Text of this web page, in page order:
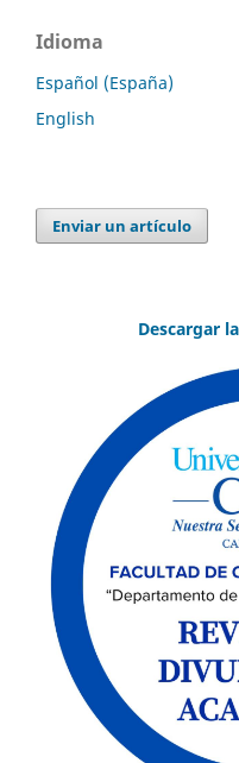
Idioma
Español (España)
English
Enviar un artículo
Descargar